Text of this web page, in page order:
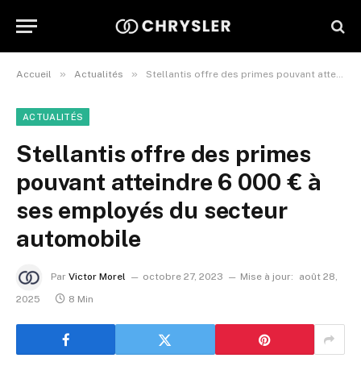
Accueil » Actualités » Stellantis offre des primes pouvant atteindre 6 000 € à ses employés du secteur automobile
ACTUALITÉS
Stellantis offre des primes
pouvant atteindre 6 000 € à
ses employés du secteur
automobile
Par Victor Morel octobre 27, 2023 Mise à jour:
août 28,
2025
8 Min